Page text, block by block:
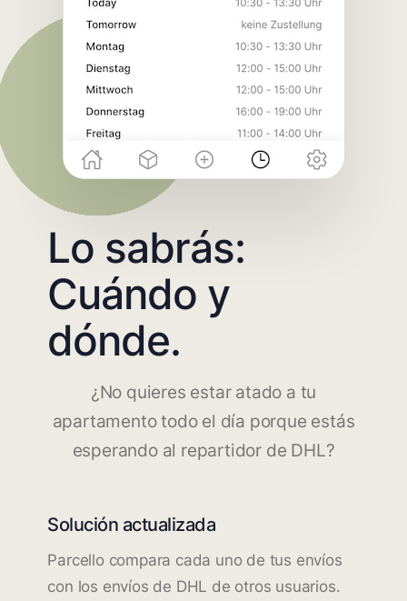
Lo sabrás:
Cuándo y
dónde.
¿No quieres estar atado a tu
apartamento todo el día porque estás
esperando al repartidor de DHL?
Solución actualizada
Parcello compara cada uno de tus envíos
con los envíos de DHL de otros usuarios.